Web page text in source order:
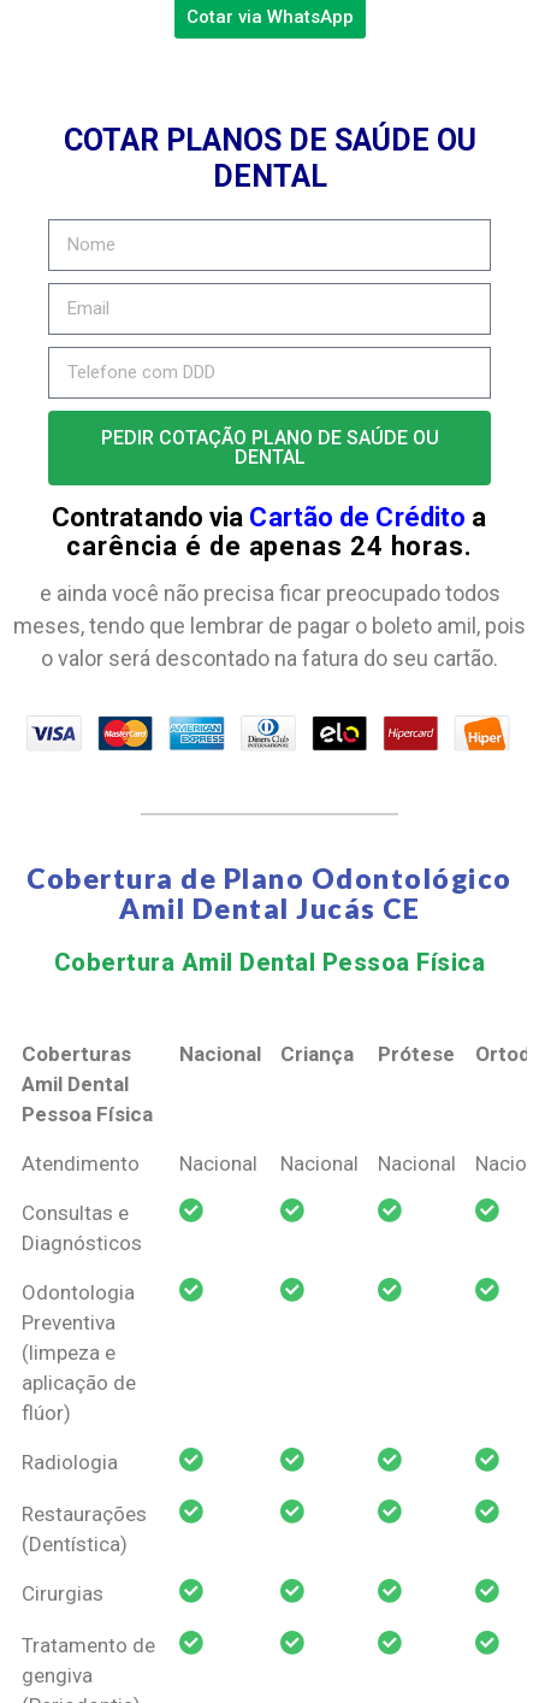
Cotar via WhatsApp
COTAR PLANOS DE SAÚDE OU
DENTAL
PEDIR COTAÇÃO PLANO DE SAÚDE OU
DENTAL
Contratando via Cartão de Crédito a
carência é de apenas 24 horas.
e ainda você não precisa ficar preocupado todos
meses, tendo que lembrar de pagar o boleto amil, pois
o valor será descontado na fatura do seu cartão.
Cobertura de Plano Odontológico
Amil Dental Jucás CE
Cobertura Amil Dental Pessoa Física​
Coberturas
Amil Dental
Pessoa Física
Nacional Criança Prótese
Coberturas
Pessoa Física
Nacional Criança Prótese
Atendimento Nacional Nacional Nacional
Consultas e
Diagnósticos
Odontologia
Preventiva
(limpeza e
aplicação de
flúor)
Radiologia
Restaurações
(Dentística)
Cirurgias
Tratamento de
gengiva